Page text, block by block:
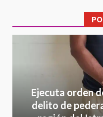
Ejecuta orden
delito de